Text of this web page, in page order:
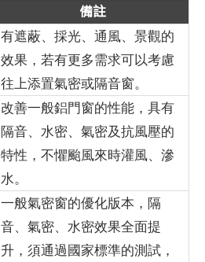
備註
有遮蔽、採光、通風、景觀的
效果，若有更多需求可以考慮
往上添置氣密或隔音窗。
改善一般鋁門窗的性能，具有
隔音、水密、氣密及抗風壓的
特性，不懼颱風來時灌風、滲
水。
一般氣密窗的優化版本，隔
音、氣密、水密效果全面提
升，須通過國家標準的測試，